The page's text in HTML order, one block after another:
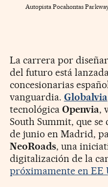
Autopista Pocahontas
La carrera por
del futuro está
concesionarias
vanguardia. Globalvia
tecnológicaOpenvia,
South Summit, que se
de junio en Madrid,
NeoRoads, una
digitalización de la
próximamente en EE